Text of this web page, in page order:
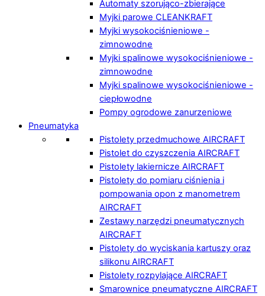
Automaty szorująco-zbierające
Myjki parowe CLEANKRAFT
Myjki wysokociśnieniowe -
zimnowodne
Myjki spalinowe wysokociśnieniowe -
zimnowodne
Myjki spalinowe wysokociśnieniowe -
ciepłowodne
Pompy ogrodowe zanurzeniowe
Pneumatyka
Pistolety przedmuchowe AIRCRAFT
Pistolet do czyszczenia AIRCRAFT
Pistolety lakiernicze AIRCRAFT
Pistolety do pomiaru ciśnienia i
pompowania opon z manometrem
AIRCRAFT
Zestawy narzędzi pneumatycznych
AIRCRAFT
Pistolety do wyciskania kartuszy oraz
silikonu AIRCRAFT
Pistolety rozpylające AIRCRAFT
Smarownice pneumatyczne AIRCRAFT